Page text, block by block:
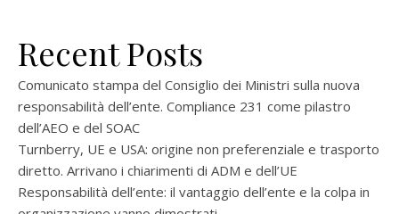
Recent Posts
Comunicato stampa del Consiglio dei Ministri sulla nuova
responsabilità dell’ente. Compliance 231 come pilastro
dell’AEO e del SOAC
Turnberry, UE e USA: origine non preferenziale e trasporto
diretto. Arrivano i chiarimenti di ADM e dell’UE
Responsabilità dell’ente: il vantaggio dell’ente e la colpa in